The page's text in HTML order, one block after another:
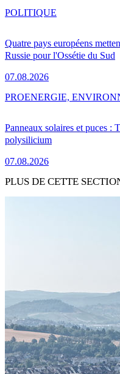
Quatre pays européens
Russie pour l'Ossétie du Sud
07.08.2026
POLITIQUE
Panneaux solaires et puces :
polysilicium
07.08.2026
PROENERGIE,
PLUS DE CETTE